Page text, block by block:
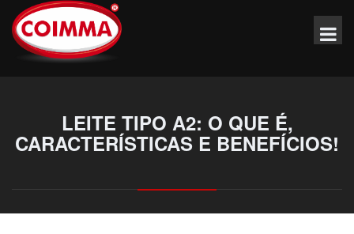
LEITE TIPO A2: O QUE É,
CARACTERÍSTICAS E BENEFÍCIOS!